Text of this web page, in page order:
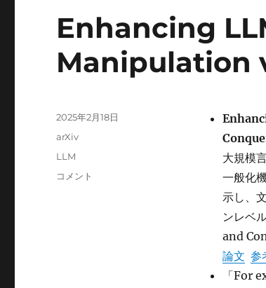
Enhancing
Manipulation
大規模
一般化
示し、
ンレベ
and
論文 参
「For
投
2025年2月18日
カ
リ
arXiv
タ
LLM
Enhancing
コメント